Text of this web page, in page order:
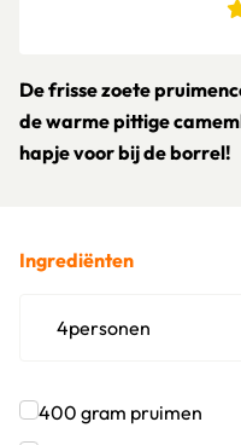
De frisse zoete
de warme pittige
hapje voor bij de borrel!
Ingrediënten
4personen
400 gram pruimen